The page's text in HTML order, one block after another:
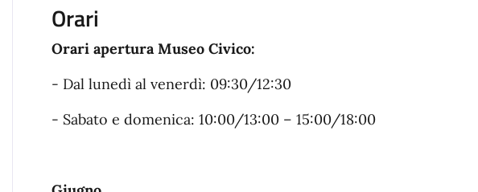
Orari
Orari apertura Museo Civico:
- Dal lunedì al venerdì: 09:30/12:30
- Sabato e domenica: 10:00/13:00 – 15:00/18:00